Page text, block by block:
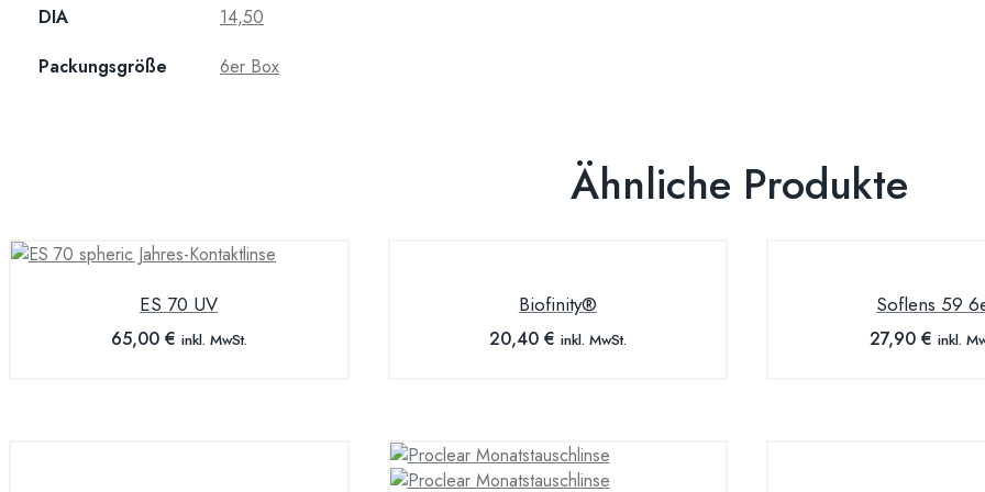
DIA
14,50
Packungsgröße
6er Box
Ähnliche Produkte
ES 70 UV
65,00 € inkl. MwSt.
Biofinity®
20,40 € inkl. MwSt.
Soflens 59
27,90 € inkl.